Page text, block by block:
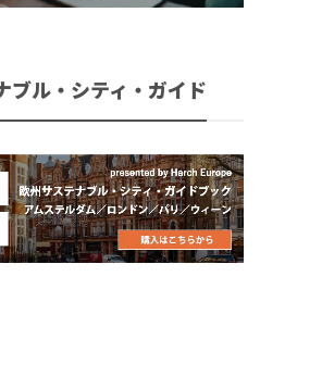
ブル・シティ・ガイド